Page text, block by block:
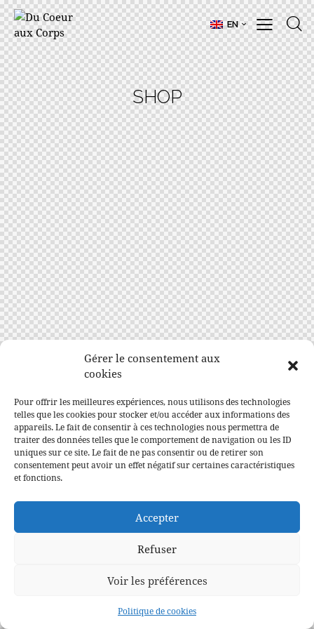
Gérer le consentement aux
cookies
Pour offrir les meilleures expériences, nous utilisons des technologies
telles que les cookies pour stocker et/ou accéder aux informations des
appareils. Le fait de consentir à ces technologies nous permettra de
traiter des données telles que le comportement de navigation ou les ID
uniques sur ce site. Le fait de ne pas consentir ou de retirer son
consentement peut avoir un effet négatif sur certaines caractéristiques
et fonctions.
Accepter
Refuser
Voir les préférences
Politique de cookies
EN
SHOP